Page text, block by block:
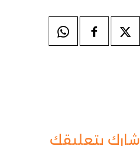
شارك بتعليقك